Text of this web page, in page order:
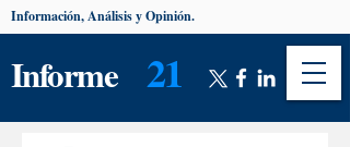
Informe 21
Información, Análisis y Opinión.